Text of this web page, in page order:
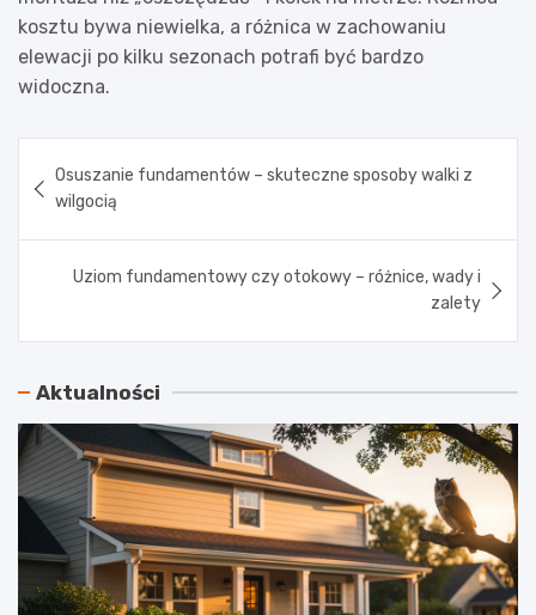
kosztu bywa niewielka, a różnica w zachowaniu
elewacji po kilku sezonach potrafi być bardzo
widoczna.
wpisu
Osuszanie fundamentów – skuteczne sposoby walki z
wilgocią
Uziom fundamentowy czy otokowy – różnice, wady i
zalety
Aktualności